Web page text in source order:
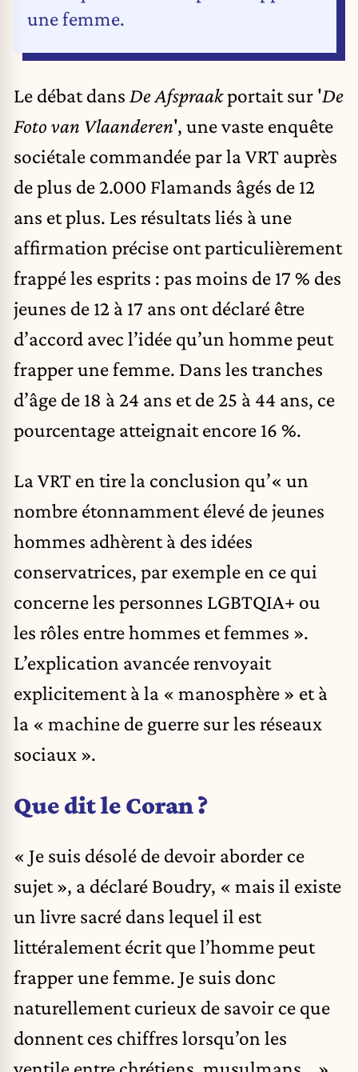
une femme.
Le débat dans De Afspraakportait sur 'De
Foto van Vlaanderen', une vaste enquête
sociétale commandée par la VRT auprès
de plus de 2.000 Flamands âgés de 12
ans et plus. Les résultats liés à une
affirmation précise ont particulièrement
frappé les esprits : pas moins de 17 % des
jeunes de 12 à 17 ans ont déclaré être
d’accord avec l’idée qu’un homme peut
frapper une femme. Dans les tranches
d’âge de 18 à 24 ans et de 25 à 44 ans, ce
pourcentage atteignait encore 16 %.
La VRT en tire la conclusion qu’« un
nombre étonnamment élevé de jeunes
hommes adhèrent à des idées
conservatrices, par exemple en ce qui
concerne les personnes LGBTQIA+ ou
les rôles entre hommes et femmes ».
L’explication avancée renvoyait
explicitement à la « manosphère » et à
la « machine de guerre sur les réseaux
sociaux ».
Que dit le Coran ?
« Je suis désolé de devoir aborder ce
sujet », a déclaré Boudry, « mais il existe
un livre sacré dans lequel il est
littéralement écrit que l’homme peut
frapper une femme. Je suis donc
naturellement curieux de savoir ce que
donnent ces chiffres lorsqu’on les